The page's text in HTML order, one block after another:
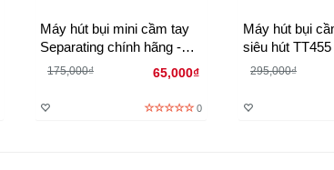
Máy hút bụi mini cầm tay
Separating chính hãng -
Sạc trên tẩu Ôtô
175,000₫ 65,000₫
0
Máy hút bụi
siêu hút TT455
10W sạc tẩu
295,000₫